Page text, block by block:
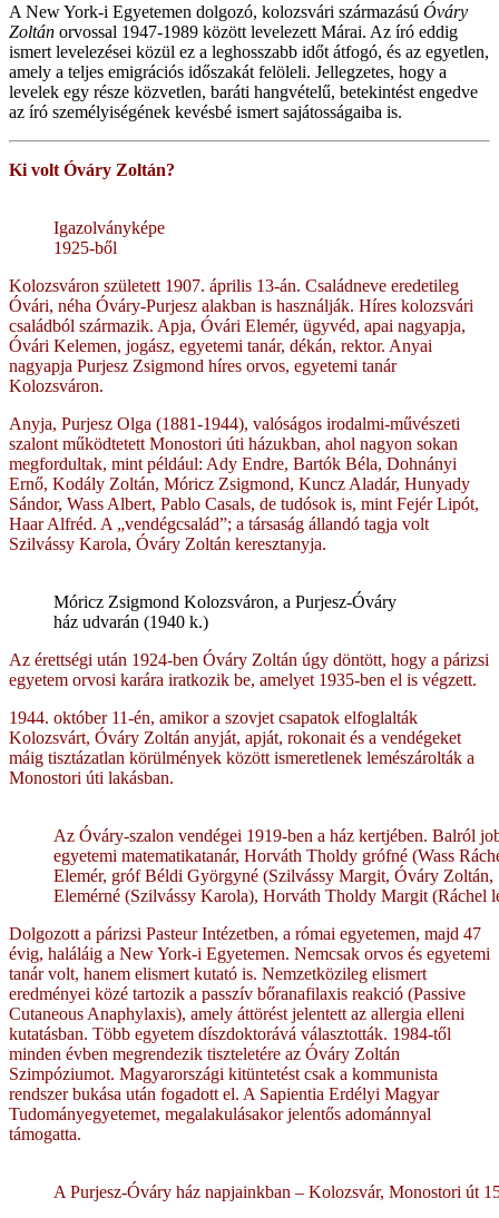
A New York-i Egyetemen dolgozó, kolozsvári származású Óváry
Zoltán orvossal 1947-1989 között levelezett Márai. Az író eddig
ismert levelezései közül ez a leghosszabb időt átfogó, és az egyetlen,
amely a teljes emigrációs időszakát felöleli. Jellegzetes, hogy a
levelek egy része közvetlen, baráti hangvételű, betekintést engedve
az író személyiségének kevésbé ismert sajátosságaiba is.
Ki volt Óváry Zoltán?
Igazolványképe
1925-ből
Kolozsváron született 1907. április 13-án. Családneve eredetileg
Óvári, néha Óváry-Purjesz alakban is használják. Híres kolozsvári
családból származik. Apja, Óvári Elemér, ügyvéd, apai nagyapja,
Óvári Kelemen, jogász, egyetemi tanár, dékán, rektor. Anyai
nagyapja Purjesz Zsigmond híres orvos, egyetemi tanár
Kolozsváron.
Anyja, Purjesz Olga (1881-1944), valóságos irodalmi-művészeti
szalont működtetett Monostori úti házukban, ahol nagyon sokan
megfordultak, mint például: Ady Endre, Bartók Béla, Dohnányi
Ernő, Kodály Zoltán, Móricz Zsigmond, Kuncz Aladár, Hunyady
Sándor, Wass Albert, Pablo Casals, de tudósok is, mint Fejér Lipót,
Haar Alfréd. A „vendégcsalád”; a társaság állandó tagja volt
Szilvássy Karola, Óváry Zoltán keresztanyja.
Móricz Zsigmond Kolozsváron, a Purjesz-Óváry
ház udvarán (1940 k.)
Az érettségi után 1924-ben Óváry Zoltán úgy döntött, hogy a párizsi
egyetem orvosi karára iratkozik be, amelyet 1935-ben el is végzett.
1944. október 11-én, amikor a szovjet csapatok elfoglalták
Kolozsvárt, Óváry Zoltán anyját, apját, rokonait és a vendégeket
máig tisztázatlan körülmények között ismeretlenek lemészárolták a
Monostori úti lakásban.
Az Óváry-szalon vendégei 1919-ben a ház kertjében. Balról
egyetemi matematikatanár, Horváth Tholdy grófné (Wass
Elemér, gróf Béldi Györgyné (Szilvássy Margit, Óváry
Elemérné (Szilvássy Karola), Horváth Tholdy Margit (Ráchel
Dolgozott a párizsi Pasteur Intézetben, a római egyetemen, majd 47
évig, haláláig a New York-i Egyetemen. Nemcsak orvos és egyetemi
tanár volt, hanem elismert kutató is. Nemzetközileg elismert
eredményei közé tartozik a passzív bőranafilaxis reakció (Passive
Cutaneous Anaphylaxis), amely áttörést jelentett az allergia elleni
kutatásban. Több egyetem díszdoktorává választották. 1984-től
minden évben megrendezik tiszteletére az Óváry Zoltán
Szimpóziumot. Magyarországi kitüntetést csak a kommunista
rendszer bukása után fogadott el. A Sapientia Erdélyi Magyar
Tudományegyetemet, megalakulásakor jelentős adománnyal
támogatta.
A Purjesz-Óváry ház napjainkban – Kolozsvár, Monostori út